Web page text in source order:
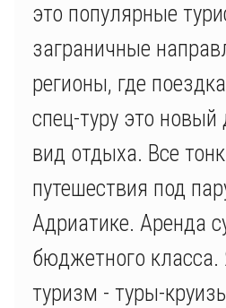
это популярные
заграничные
регионы, где
спец-туру это новый
вид отдыха. Все
путешествия под
Адриатике. Аренда
бюджетного класса.
туризм - туры-